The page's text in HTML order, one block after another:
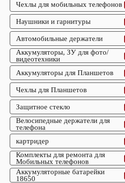
Чехлы для мобильных телефонов
Наушники и гарнитуры
Автомобильные держатели
Аккумуляторы, ЗУ для фото/
видеотехники
Аккумуляторы для Планшетов
Чехлы для Планшетов
Защитное стекло
Велосипедные держатели для
телефона
картридер
Комплекты для ремонта для
Мобильных телефонов
Аккумуляторные батарейки
18650